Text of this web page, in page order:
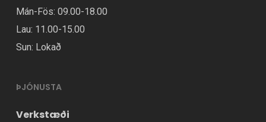
Mán-Fös: 09.00-18.00
Lau: 11.00-15.00
Sun: Lokað
ÞJÓNUSTA
Verkstæði